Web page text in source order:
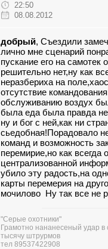
22:50
08.08.2012
добрый, Съездили
лично мне сценарий
пускание его на самотек
решительно нет,ну как
неразбериха на
отсутствие
обслуживанию воздух
была еда была правда
ну и бог с ней,как ни
сьедобная!Порадовало
команд и возможность
перемирие,но как всегда
централизованной
убило эту радость,на
карты перемерия на
мочилово
Ну так все не
"Серые охотники"
Грамотно нананесеный удар в
тысячу штрурмов
тел 89537422908